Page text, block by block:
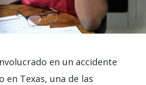
en un accidente
en Texas, una de las